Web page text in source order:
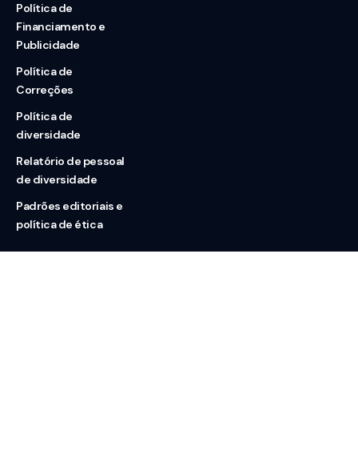
Política de
Financiamento e
Publicidade
Política de
Correções
Política de
diversidade
Relatório de pessoal
de diversidade
Padrões editoriais e
política de ética